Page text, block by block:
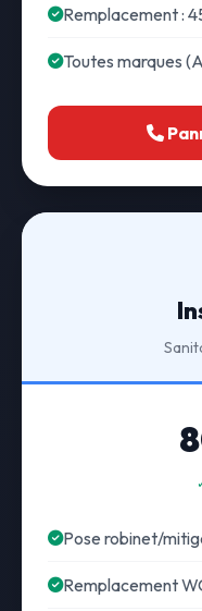
Remplacement :
Toutes marques
Pose robinet/
Remplacement